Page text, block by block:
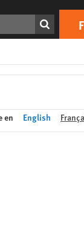
Print
en English